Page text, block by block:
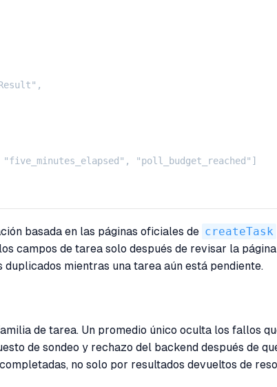
"poll_budget_reached"]
basada en las páginas oficiales de createTask
campos de tarea solo después de revisar la
mientras una tarea aún está pendiente.
de tarea. Un promedio único oculta los fallos
de sondeo y rechazo del backend después de
no solo por resultados devueltos de